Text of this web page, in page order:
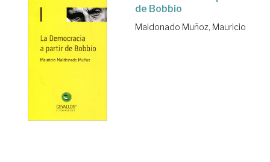
de Bobbio
Maldonado Muñoz, Mauricio